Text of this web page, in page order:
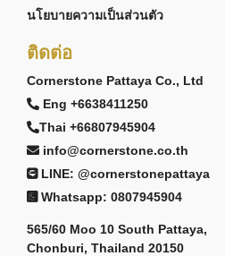
นโยบายความเป็นส่วนตัว
ติดต่อ
Cornerstone Pattaya Co., Ltd
Eng +6638411250
Thai +66807945904
info@cornerstone.co.th
LINE: @cornerstonepattaya
Whatsapp: 0807945904
565/60 Moo 10 South Pattaya,
Chonburi, Thailand 20150